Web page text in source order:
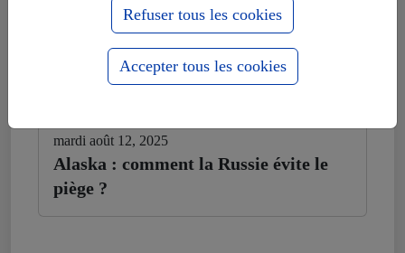
mardi août 12, 2025
Alaska : comment la Russie évite le
piège ?
Refuser tous les cookies
Accepter tous les cookies